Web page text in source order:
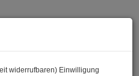
widerrufbaren) Einwilligung